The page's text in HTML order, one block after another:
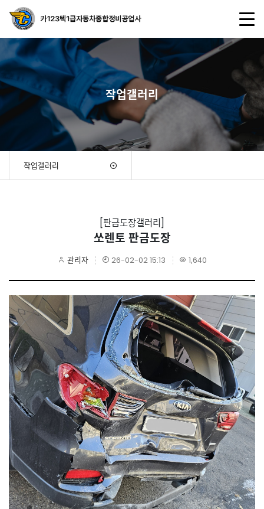
작업갤러리
작업갤러리
[판금도장갤러리]
쏘렌토 판금도장
관리자 26-02-02 15:13 1,640